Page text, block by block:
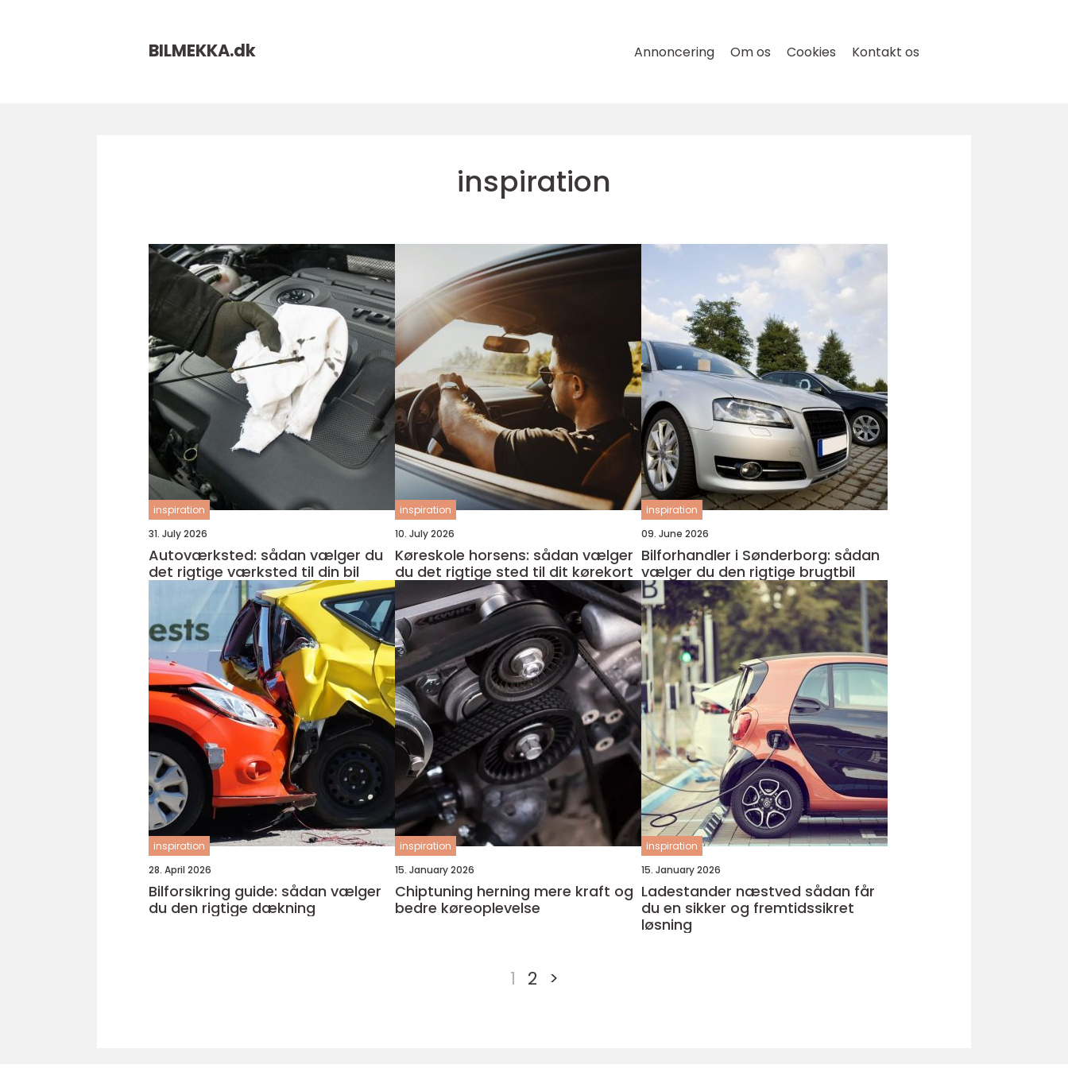
BILMEKKA.dk Annoncering Om os Cookies Kontakt os
inspiration
inspiration
31. July 2026
Autoværksted: sådan vælger du
det rigtige værksted til din bil
inspiration
10. July 2026
Køreskole horsens: sådan vælger
du det rigtige sted til dit kørekort
inspiration
09. June 2026
Bilforhandler i Sønderborg: sådan
vælger du den rigtige brugtbil
inspiration
28. April 2026
Bilforsikring guide: sådan vælger
du den rigtige dækning
inspiration
15. January 2026
Chiptuning herning mere kraft og
bedre køreoplevelse
inspiration
15. January 2026
Ladestander næstved sådan får
du en sikker og fremtidssikret
løsning
1 2 >